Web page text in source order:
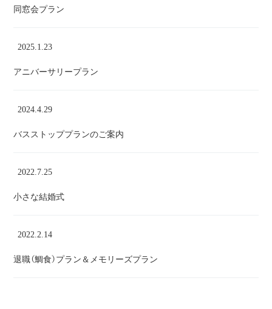
同窓会プラン
2025.1.23
アニバーサリープラン
2024.4.29
バスストッププランのご案内
2022.7.25
小さな結婚式
2022.2.14
退職（鯛食）プラン＆メモリーズプラン